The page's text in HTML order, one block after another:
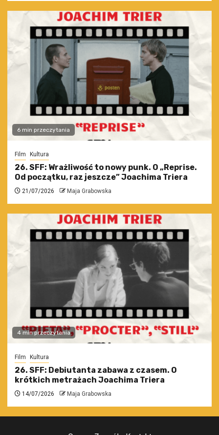
6 min przeczytania
Film Kultura
26. SFF: Wrażliwość to nowy punk. O „Reprise.
Od początku, raz jeszcze” Joachima Triera
21/07/2026 Maja Grabowska
4 min przeczytania
Film Kultura
26. SFF: Debiutanta zabawa z czasem. O
krótkich metrażach Joachima Triera
14/07/2026 Maja Grabowska